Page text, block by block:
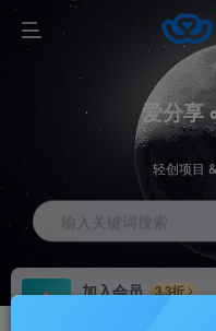
爱分享
轻创项目
输入关键词搜索
加入会员
3.3折